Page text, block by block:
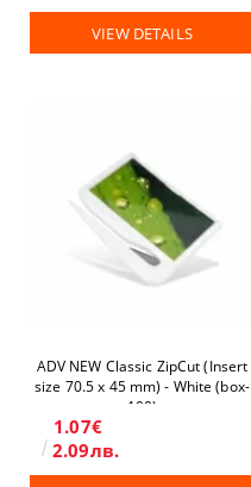
VIEW DETAILS
ADV NEW Classic ZipCut (Insert
size 70.5 x 45 mm) - White (box-
100)
1.07€
2.09лв.